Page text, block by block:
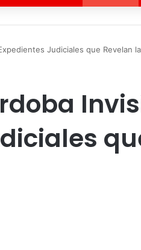
Judiciales que Revelan